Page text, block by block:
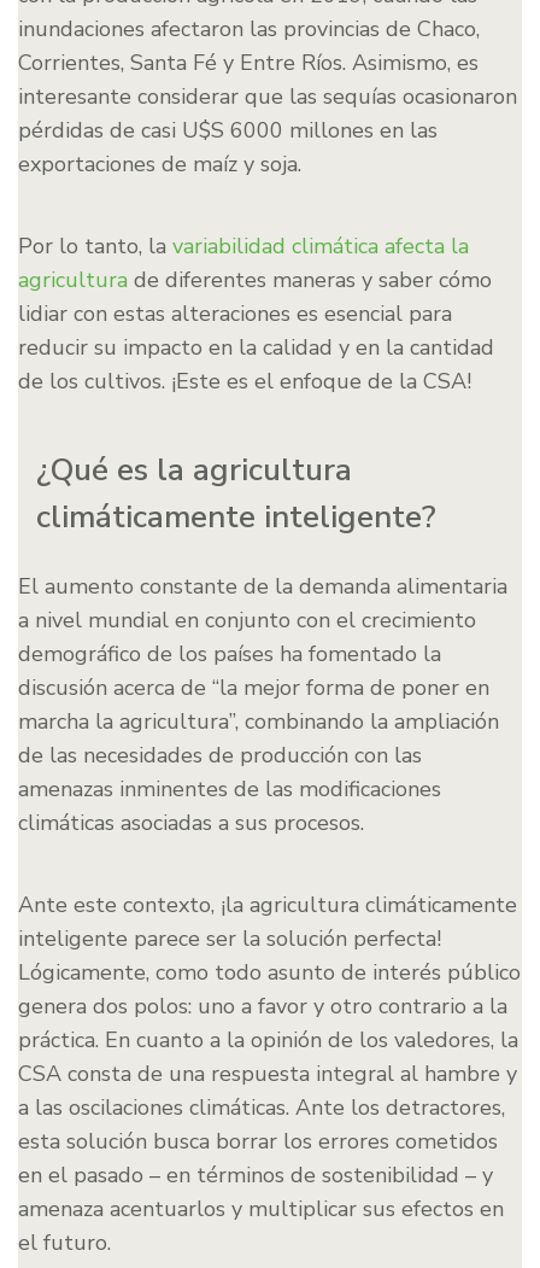
inundaciones afectaron las provincias de Chaco,
Corrientes, Santa Fé y Entre Ríos. Asimismo, es
interesante considerar que las sequías ocasionaron
pérdidas de casi U$S 6000 millones en las
exportaciones de maíz y soja.
Por lo tanto, la variabilidad climática afecta la
agricultura de diferentes maneras y saber cómo
lidiar con estas alteraciones es esencial para
reducir su impacto en la calidad y en la cantidad
de los cultivos. ¡Este es el enfoque de la CSA!
¿Qué es la agricultura
climáticamente inteligente?
El aumento constante de la demanda alimentaria
a nivel mundial en conjunto con el crecimiento
demográfico de los países ha fomentado la
discusión acerca de “la mejor forma de poner en
marcha la agricultura”, combinando la ampliación
de las necesidades de producción con las
amenazas inminentes de las modificaciones
climáticas asociadas a sus procesos.
Ante este contexto, ¡la agricultura climáticamente
inteligente parece ser la solución perfecta!
Lógicamente, como todo asunto de interés público
genera dos polos: uno a favor y otro contrario a la
práctica. En cuanto a la opinión de los valedores, la
CSA consta de una respuesta integral al hambre y
a las oscilaciones climáticas. Ante los detractores,
esta solución busca borrar los errores cometidos
en el pasado – en términos de sostenibilidad – y
amenaza acentuarlos y multiplicar sus efectos en
el futuro.